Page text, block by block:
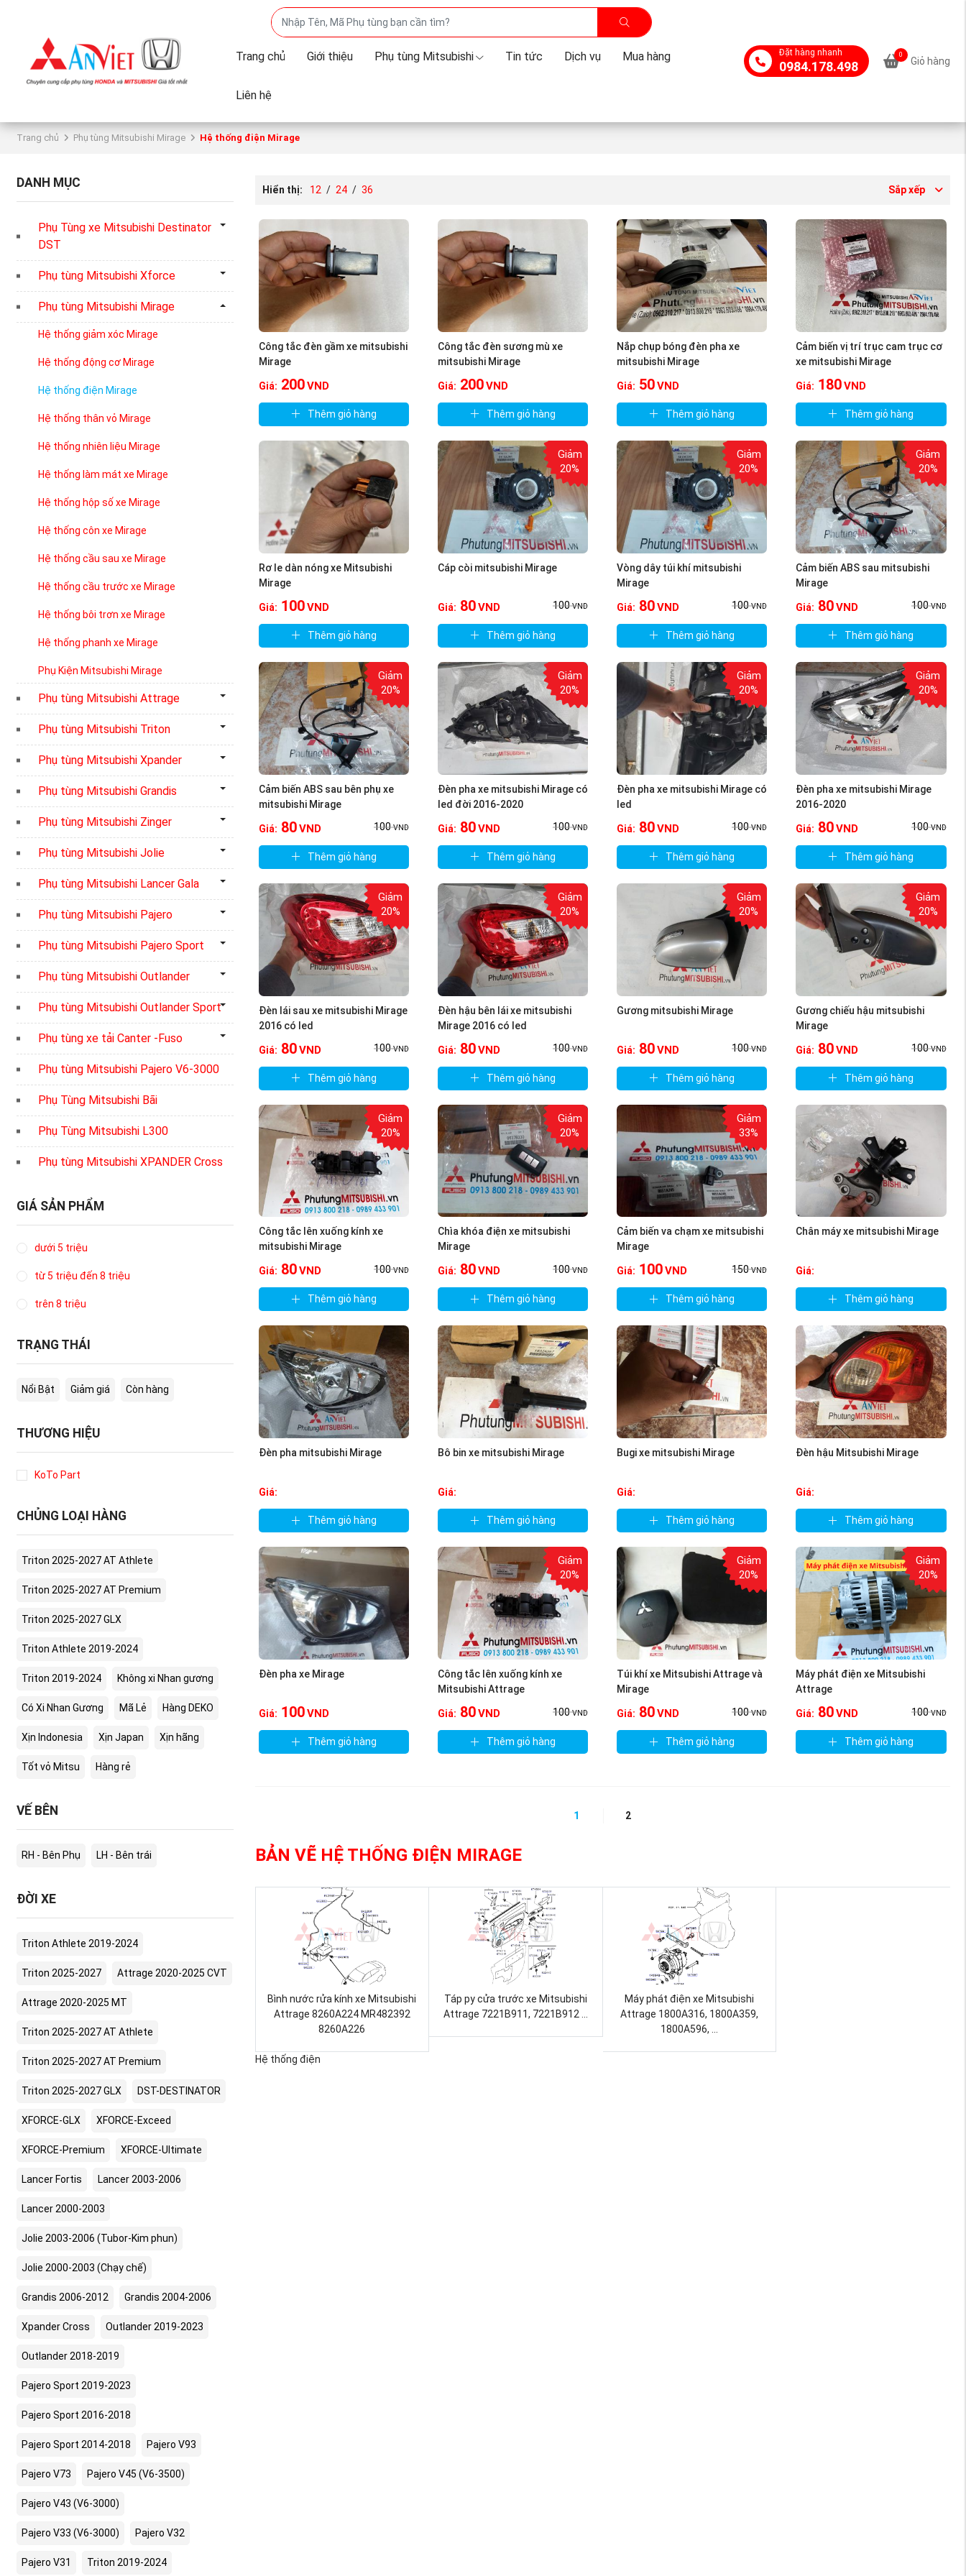
Trang chủ Giới thiệu Phụ tùng Mitsubishi Tin tức Dịch vụ Mua hàng
Liên hệ
Đặt hàng nhanh
0984.178.498
0
Giỏ hàng
Trang chủ Phụ tùng Mitsubishi Mirage Hệ thống điện Mirage
DANH MỤC
Phụ Tùng xe Mitsubishi Destinator
DST
Phụ tùng Mitsubishi Xforce
Phụ tùng Mitsubishi Mirage
Hệ thống giảm xóc Mirage
Hệ thống động cơ Mirage
Hệ thống điện Mirage
Hệ thống thân vỏ Mirage
Hệ thống nhiên liệu Mirage
Hệ thống làm mát xe Mirage
Hệ thống hộp số xe Mirage
Hệ thống côn xe Mirage
Hệ thống cầu sau xe Mirage
Hệ thống cầu trước xe Mirage
Hệ thống bôi trơn xe Mirage
Hệ thống phanh xe Mirage
Phụ Kiện Mitsubishi Mirage
Phụ tùng Mitsubishi Attrage
Phụ tùng Mitsubishi Triton
Phụ tùng Mitsubishi Xpander
Phụ tùng Mitsubishi Grandis
Phụ tùng Mitsubishi Zinger
Phụ tùng Mitsubishi Jolie
Phụ tùng Mitsubishi Lancer Gala
Phụ tùng Mitsubishi Pajero
Phụ tùng Mitsubishi Pajero Sport
Phụ tùng Mitsubishi Outlander
Phụ tùng Mitsubishi Outlander Sport
Phụ tùng xe tải Canter -Fuso
Phụ tùng Mitsubishi Pajero V6-3000
Phụ Tùng Mitsubishi Bãi
Phụ Tùng Mitsubishi L300
Phụ tùng Mitsubishi XPANDER Cross
GIÁ SẢN PHẨM
dưới 5 triệu
từ 5 triệu đến 8 triệu
trên 8 triệu
TRẠNG THÁI
Nổi Bật Giảm giá Còn hàng
THƯƠNG HIỆU
KoTo Part
CHỦNG LOẠI HÀNG
Triton 2025-2027 AT Athlete
Triton 2025-2027 AT Premium
Triton 2025-2027 GLX
Triton Athlete 2019-2024
Triton 2019-2024 Không xi Nhan gương
Có Xi Nhan Gương Mã Lẻ Hàng DEKO
Xịn Indonesia Xịn Japan Xịn hãng
Tốt vỏ Mitsu Hàng rẻ
VẾ BÊN
RH - Bên Phụ LH - Bên trái
ĐỜI XE
Triton Athlete 2019-2024
Triton 2025-2027 Attrage 2020-2025 CVT
Attrage 2020-2025 MT
Triton 2025-2027 AT Athlete
Triton 2025-2027 AT Premium
Triton 2025-2027 GLX DST-DESTINATOR
XFORCE-GLX XFORCE-Exceed
XFORCE-Premium XFORCE-Ultimate
Lancer Fortis Lancer 2003-2006
Lancer 2000-2003
Jolie 2003-2006 (Tubor-Kim phun)
Jolie 2000-2003 (Chạy chế)
Grandis 2006-2012 Grandis 2004-2006
Xpander Cross Outlander 2019-2023
Outlander 2018-2019
Pajero Sport 2019-2023
Pajero Sport 2016-2018
Pajero Sport 2014-2018 Pajero V93
Pajero V73 Pajero V45 (V6-3500)
Pajero V43 (V6-3000)
Pajero V33 (V6-3000) Pajero V32
Pajero V31 Triton 2019-2024
Hiển thị: 12 / 24 / 36 Sắp xếp
Công tắc đèn gầm xe mitsubishi
Mirage
Giá: 200VND
Thêm giỏ hàng
Công tắc đèn sương mù xe
mitsubishi Mirage
Giá: 200VND
Thêm giỏ hàng
Nắp chụp bóng đèn pha xe
mitsubishi Mirage
Giá: 50VND
Thêm giỏ hàng
Cảm biến vị trí trục cam trục cơ
xe mitsubishi Mirage
Giá: 180VND
Thêm giỏ hàng
Rơ le dàn nóng xe Mitsubishi
Mirage
Giá: 100VND
Thêm giỏ hàng
Giảm
20%
Cáp còi mitsubishi Mirage
Giá: 80VND 100 VND
Thêm giỏ hàng
Giảm
20%
Vòng dây túi khí mitsubishi
Mirage
Giá: 80VND 100 VND
Thêm giỏ hàng
Giảm
20%
Cảm biến ABS sau mitsubishi
Mirage
Giá: 80VND 100 VND
Thêm giỏ hàng
Giảm
20%
Cảm biến ABS sau bên phụ xe
mitsubishi Mirage
Giá: 80VND 100 VND
Thêm giỏ hàng
Giảm
20%
Đèn pha xe mitsubishi Mirage có
led đời 2016-2020
Giá: 80VND 100 VND
Thêm giỏ hàng
Giảm
20%
Đèn pha xe mitsubishi Mirage có
led
Giá: 80VND 100 VND
Thêm giỏ hàng
Giảm
20%
Đèn pha xe mitsubishi Mirage
2016-2020
Giá: 80VND 100 VND
Thêm giỏ hàng
Giảm
20%
Đèn lái sau xe mitsubishi Mirage
2016 có led
Giá: 80VND 100 VND
Thêm giỏ hàng
Giảm
20%
Đèn hậu bên lái xe mitsubishi
Mirage 2016 có led
Giá: 80VND 100 VND
Thêm giỏ hàng
Giảm
20%
Gương mitsubishi Mirage
Giá: 80VND 100 VND
Thêm giỏ hàng
Giảm
20%
Gương chiếu hậu mitsubishi
Mirage
Giá: 80VND 100 VND
Thêm giỏ hàng
Giảm
20%
Công tắc lên xuống kính xe
mitsubishi Mirage
Giá: 80VND 100 VND
Thêm giỏ hàng
Giảm
20%
Chìa khóa điện xe mitsubishi
Mirage
Giá: 80VND 100 VND
Thêm giỏ hàng
Giảm
33%
Cảm biến va chạm xe mitsubishi
Mirage
Giá: 100VND 150 VND
Thêm giỏ hàng
Chân máy xe mitsubishi Mirage
Giá:
Thêm giỏ hàng
Đèn pha mitsubishi Mirage
Giá:
Thêm giỏ hàng
Bô bin xe mitsubishi Mirage
Giá:
Thêm giỏ hàng
Bugi xe mitsubishi Mirage
Giá:
Thêm giỏ hàng
Đèn hậu Mitsubishi Mirage
Giá:
Thêm giỏ hàng
Đèn pha xe Mirage
Giá: 100VND
Thêm giỏ hàng
Giảm
20%
Công tắc lên xuống kính xe
Mitsubishi Attrage
Giá: 80VND 100 VND
Thêm giỏ hàng
Giảm
20%
Túi khí xe Mitsubishi Attrage và
Mirage
Giá: 80VND 100 VND
Thêm giỏ hàng
Giảm
20%
Máy phát điện xe Mitsubishi
Attrage
Giá: 80VND 100 VND
Thêm giỏ hàng
1 2
BẢN VẼ HỆ THỐNG ĐIỆN MIRAGE
Bình nước rửa kính xe Mitsubishi
Attrage 8260A224 MR482392
8260A226
Táp py cửa trước xe Mitsubishi
Attrage 7221B911, 7221B912 ...
Máy phát điện xe Mitsubishi
Attrage 1800A316, 1800A359,
1800A596, ...
Hệ thống điện